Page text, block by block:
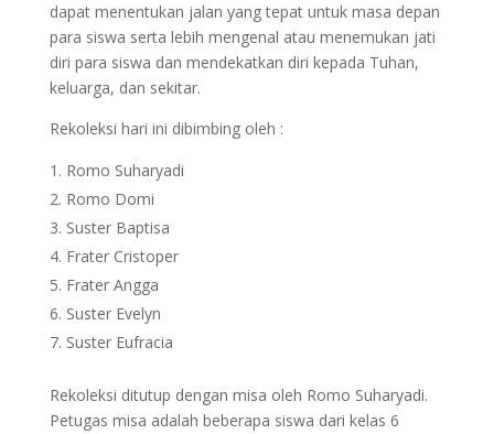
dapat menentukan jalan yang tepat untuk masa depan
para siswa serta lebih mengenal atau menemukan jati
diri para siswa dan mendekatkan diri kepada Tuhan,
keluarga, dan sekitar.
Rekoleksi hari ini dibimbing oleh :
Romo Suharyadi
⁠Romo Domi
⁠Suster Baptisa
⁠Frater Cristoper
⁠Frater Angga
⁠Suster Evelyn
⁠Suster Eufracia
Rekoleksi ditutup dengan misa oleh Romo Suharyadi.
Petugas misa adalah beberapa siswa dari kelas 6